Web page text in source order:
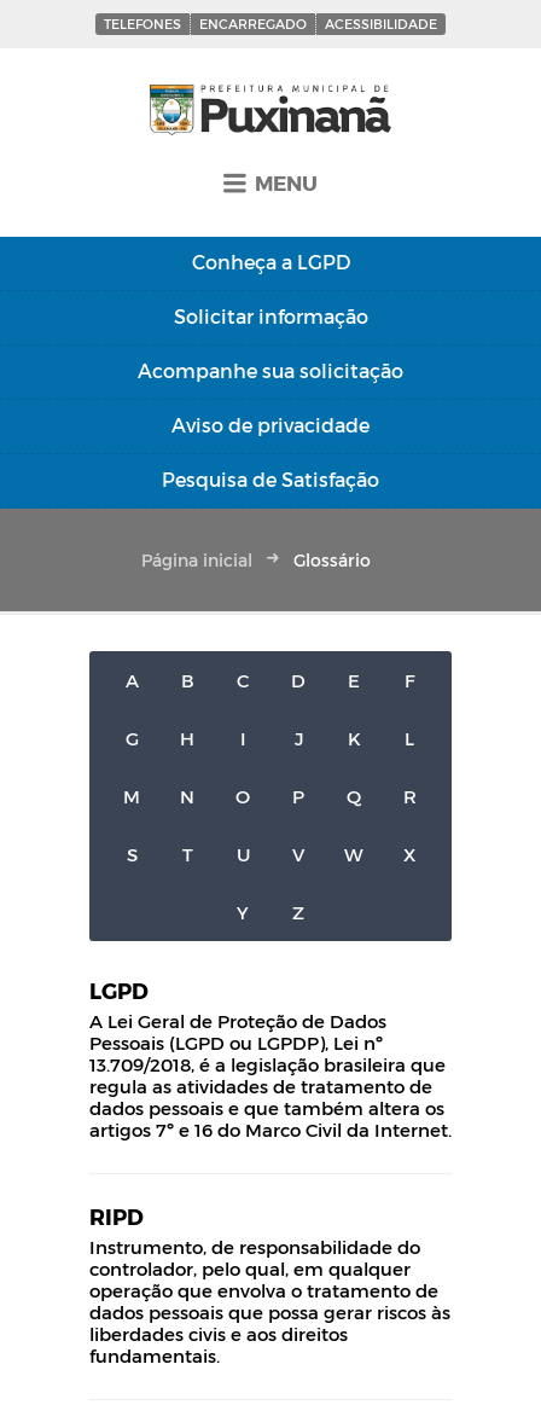
TELEFONES ENCARREGADO ACESSIBILIDADE
MENU
Conheça a LGPD
Solicitar informação
Acompanhe sua solicitação
Aviso de privacidade
Pesquisa de Satisfação
Página inicial Glossário
A B C D E F
G H I J K L
M N O P Q R
S T U V W X
Y Z
LGPD
A Lei Geral de Proteção de Dados
Pessoais (LGPD ou LGPDP), Lei nº
13.709/2018, é a legislação brasileira que
regula as atividades de tratamento de
dados pessoais e que também altera os
artigos 7º e 16 do Marco Civil da Internet.
RIPD
Instrumento, de responsabilidade do
controlador, pelo qual, em qualquer
operação que envolva o tratamento de
dados pessoais que possa gerar riscos às
liberdades civis e aos direitos
fundamentais.